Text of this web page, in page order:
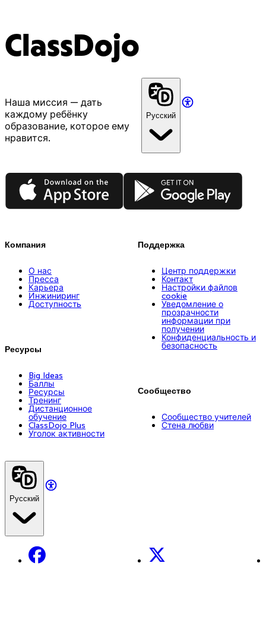
ClassDojo
Наша миссия — дать
каждому ребёнку
образование, которое ему
нравится.
Русский
App Store Google Play
Компания
О нас
Пресса
Карьера
Инжиниринг
Доступность
Ресурсы
Big Ideas
Баллы
Ресурсы
Тренинг
Дистанционное
обучение
ClassDojo Plus
Уголок активности
Поддержка
Центр поддержки
Контакт
Настройки файлов
cookie
Уведомление о
прозрачности
информации при
получении
Конфиденциальность и
безопасность
Сообщество
Сообщество учителей
Стена любви
Русский
Facebook X